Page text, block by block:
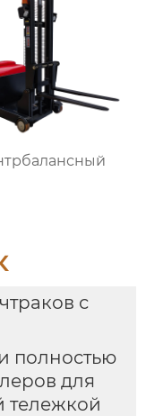
с
полностью
для
тележкой